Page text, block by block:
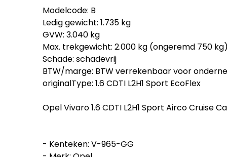
Modelcode: B
Ledig gewicht: 1.735 kg
GVW: 3.040 kg
Max. trekgewicht: 2.000 kg (ongeremd 750 kg)
Schade: schadevrij
BTW/marge: BTW verrekenbaar voor
originalType: 1.6 CDTI L2H1 Sport EcoFlex
Opel Vivaro 1.6 CDTI L2H1 Sport Airco Cruise
- Kenteken: V-965-GG